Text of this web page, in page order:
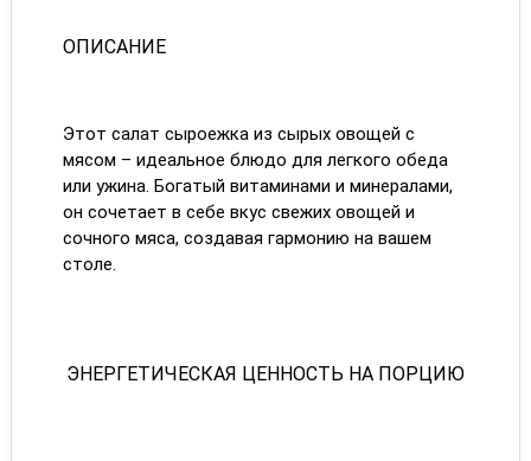
ОПИСАНИЕ
Этот салат сыроежка из сырых овощей с
мясом – идеальное блюдо для легкого обеда
или ужина. Богатый витаминами и минералами,
он сочетает в себе вкус свежих овощей и
сочного мяса, создавая гармонию на вашем
столе.
ЭНЕРГЕТИЧЕСКАЯ ЦЕННОСТЬ НА ПОРЦИЮ